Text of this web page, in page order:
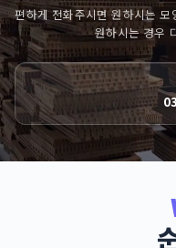
편하게 전화주시면 원하시는
원하시는 경우